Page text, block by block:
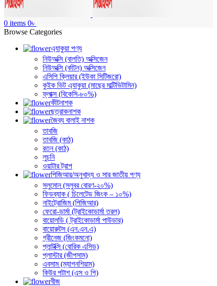
0 items 0৳
Browse Categories
এ্যাকুয়া পণ্য
নিউঅক্সি (বালতি) অক্সিজেন
নিউঅক্সি (র্কাটন) অক্সিজেন
এসিপি ক্লিয়ার (ইউকা সিটিজরো)
কুইক ভিট এ্যাকুয়া (মাছের মাল্টিভিটামিন)
ফ্লাক্স (বিকেসি-৮০%)
কীটনাশক
ছত্রাকনাশক
জৈব্য বালাই নাশক
তাবজি
তাবজি (কাঠ)
রতন (কাঠ)
লুচনি
ওয়াটার ট্রাপ
পিজিআর/অনুখাদ্য ও সার জাতীয় পণ্য
সলুমোন (সলুবর বোরণ-২০%)
ফিডব্যাক ( চিলেটেড জিংক – ১০%)
নাইট্রোজিম (পিজিআর)
ফেরো-ডার্মা (ট্রাইকোডার্মা তরল)
বায়োলডি ( ট্রাইকোডার্মা পাউডার)
বায়োরুটস (এন.এন.এ)
গ্রীনেজ (জিংকমনো)
প্লান্টক্সি (বোরিক এসিড)
প্লাস্টার (জীপসাম)
এবসাম (ম্যাগনশিয়াম)
কিউর পটাশ (এস ও পি)
বীজ